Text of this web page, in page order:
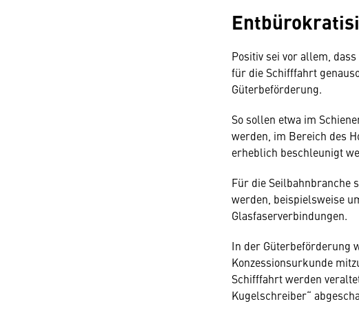
Positiv sei vor allem,
für die Schifffahrt
Güterbeförderung.
So sollen etwa im
werden, im Bereich des
erheblich beschleunigt
Für die Seilbahnbranche
werden, beispielsweise
Glasfaserverbindungen.
In der Güterbeförderung
Konzessionsurkunde
Schifffahrt werden
Kugelschreiber“